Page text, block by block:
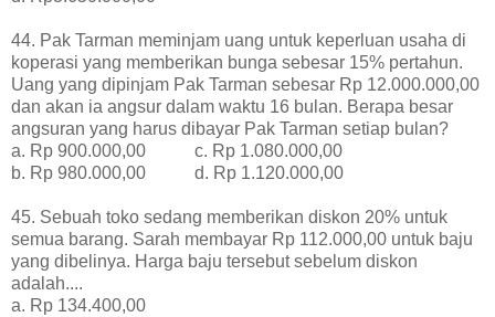
44. Pak Tarman meminjam uang untuk keperluan usaha di
koperasi yang memberikan bunga sebesar 15% pertahun.
Uang yang dipinjam Pak Tarman sebesar Rp 12.000.000,00
dan akan ia angsur dalam waktu 16 bulan. Berapa besar
angsuran yang harus dibayar Pak Tarman setiap bulan?
a. Rp 900.000,00 c. Rp 1.080.000,00
b. Rp 980.000,00 d. Rp 1.120.000,00
45. Sebuah toko sedang memberikan diskon 20% untuk
semua barang. Sarah membayar Rp 112.000,00 untuk baju
yang dibelinya. Harga baju tersebut sebelum diskon
adalah....
a. Rp 134.400,00